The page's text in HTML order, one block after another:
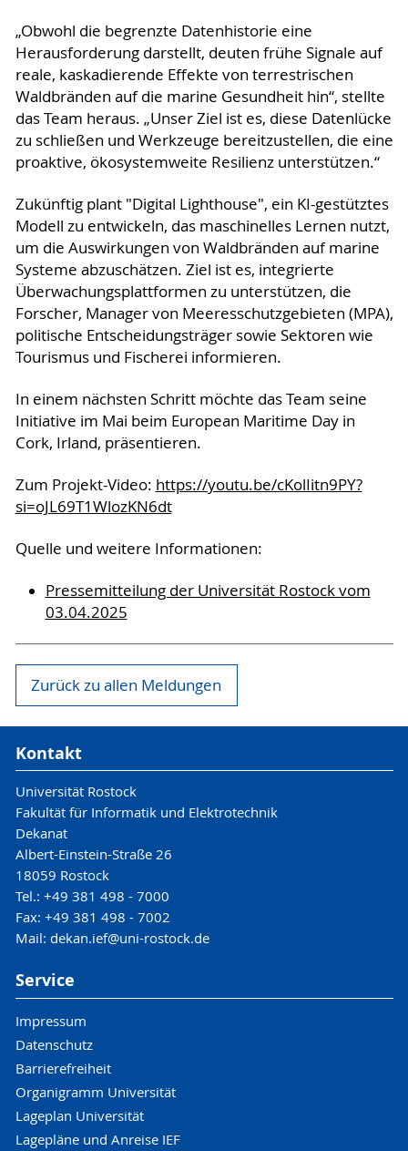
„Obwohl die begrenzte Datenhistorie eine
Herausforderung darstellt, deuten frühe Signale auf
reale, kaskadierende Effekte von terrestrischen
Waldbränden auf die marine Gesundheit hin“, stellte
das Team heraus. „Unser Ziel ist es, diese Datenlücke
zu schließen und Werkzeuge bereitzustellen, die eine
proaktive, ökosystemweite Resilienz unterstützen.“
Zukünftig plant "Digital Lighthouse", ein KI-gestütztes
Modell zu entwickeln, das maschinelles Lernen nutzt,
um die Auswirkungen von Waldbränden auf marine
Systeme abzuschätzen. Ziel ist es, integrierte
Überwachungsplattformen zu unterstützen, die
Forscher, Manager von Meeresschutzgebieten (MPA),
politische Entscheidungsträger sowie Sektoren wie
Tourismus und Fischerei informieren.
In einem nächsten Schritt möchte das Team seine
Initiative im Mai beim European Maritime Day in
Cork, Irland, präsentieren.
Zum Projekt-Video: https://youtu.be/cKolIitn9PY?
si=oJL69T1WlozKN6dt
Quelle und weitere Informationen:
Pressemitteilung der Universität Rostock vom
03.04.2025
Zurück zu allen Meldungen
Kontakt
Universität Rostock
Fakultät für Informatik und Elektrotechnik
Dekanat
Albert-Einstein-Straße 26
18059 Rostock
Tel.: +49 381 498 - 7000
Fax: +49 381 498 - 7002
Mail: dekan.ief@uni-rostock.de
Service
Impressum
Datenschutz
Barrierefreiheit
Organigramm Universität
Lageplan Universität
Lagepläne und Anreise IEF